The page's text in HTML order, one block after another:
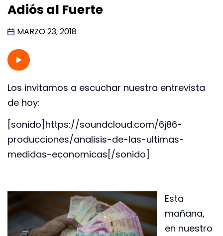
Adiós al Fuerte
MARZO 23, 2018
Los invitamos a escuchar nuestra entrevista
de hoy:
[sonido]https://soundcloud.com/6j86-
producciones/analisis-de-las-ultimas-
medidas-economicas[/sonido]
Esta
mañana,
en nuestro